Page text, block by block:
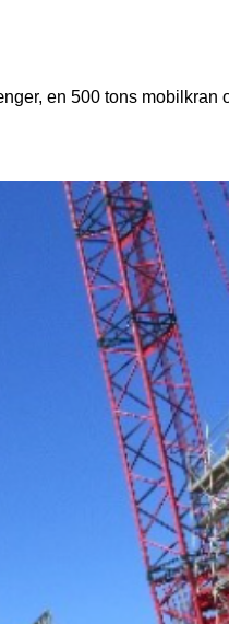
en 500 tons mobilkran